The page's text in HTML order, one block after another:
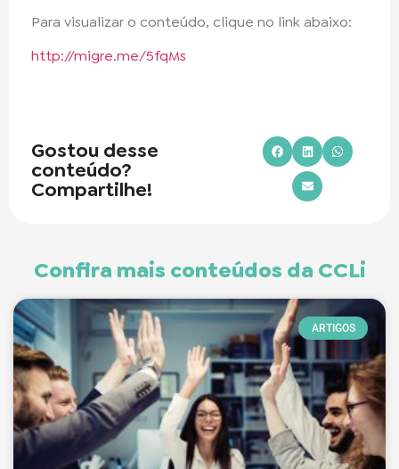
Para visualizar o conteúdo, clique no link abaixo:
http://migre.me/5fqMs
Gostou desse
conteúdo?
Compartilhe!
Confira mais conteúdos da CCLi
ARTIGOS